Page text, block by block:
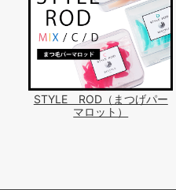
STYLE ROD（まつげパー
マロット）